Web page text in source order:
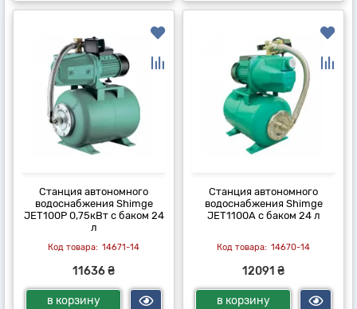
Станция автономного
водоснабжения Shimge
JET100P 0,75кВт с баком 24
л
14671-14
11636 ₴
в корзину
Станция автономного
водоснабжения Shimge
JET1100A с баком 24 л
14670-14
12091 ₴
в корзину